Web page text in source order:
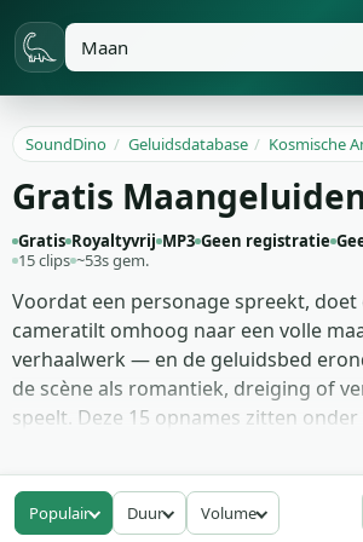
SoundDino / Geluidsdatabase / Kosmische
Gratis
Gratis Royaltyvrij MP3 Geen registratie
15 clips ~53s gem.
Voordat een personage spreekt, doet
cameratilt omhoog naar een volle
verhaalwerk — en de geluidsbed
de scène als romantiek, dreiging of
speelt. Deze 15 opnames zitten
zachte padtexturen gepitcht om
water te suggereren, trage drones
stilte, en een paar schaarse takes
Populair Duur Volume